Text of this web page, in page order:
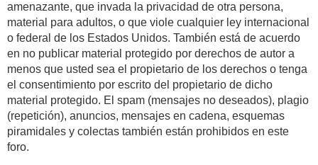
amenazante, que invada la privacidad de otra persona,
material para adultos, o que viole cualquier ley internacional
o federal de los Estados Unidos. También está de acuerdo
en no publicar material protegido por derechos de autor a
menos que usted sea el propietario de los derechos o tenga
el consentimiento por escrito del propietario de dicho
material protegido. El spam (mensajes no deseados), plagio
(repetición), anuncios, mensajes en cadena, esquemas
piramidales y colectas también están prohibidos en este
foro.